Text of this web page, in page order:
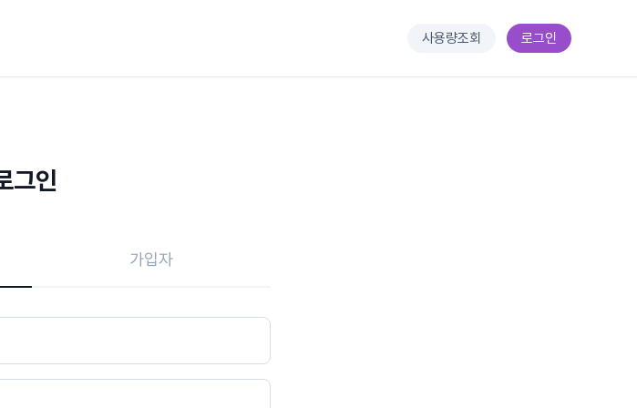
사용량조회 로그인
그인
가입자